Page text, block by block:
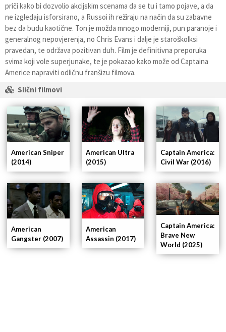
priči kako bi dozvolio akcijskim scenama da se tu i tamo pojave, a da
ne izgledaju isforsirano, a Russoi ih režiraju na način da su zabavne
bez da budu kaotične. Ton je možda mnogo moderniji, pun paranoje i
generalnog nepovjerenja, no Chris Evans i dalje je staroškolksi
pravedan, te održava pozitivan duh. Film je definitivna preporuka
svima koji vole superjunake, te je pokazao kako može od Captaina
Americe napraviti odličnu franšizu filmova.
Slični filmovi
Captain America:
Brave New
World (2025)
American
Assassin (2017)
American
Gangster (2007)
Captain America:
Civil War (2016)
American Ultra
(2015)
American Sniper
(2014)